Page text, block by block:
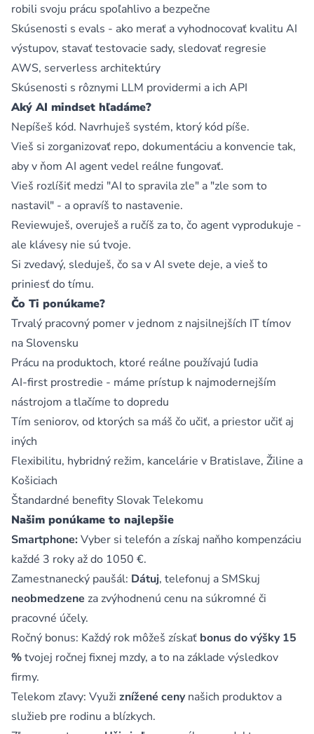
robili svoju prácu spoľahlivo a bezpečne
Skúsenosti s evals - ako merať a vyhodnocovať kvalitu AI
výstupov, stavať testovacie sady, sledovať regresie
AWS, serverless architektúry
Skúsenosti s rôznymi LLM providermi a ich API
Aký AI mindset hľadáme?
Nepíšeš kód. Navrhuješ systém, ktorý kód píše.
Vieš si zorganizovať repo, dokumentáciu a konvencie tak,
aby v ňom AI agent vedel reálne fungovať.
Vieš rozlíšiť medzi "AI to spravila zle" a "zle som to
nastavil" - a opravíš to nastavenie.
Reviewuješ, overuješ a ručíš za to, čo agent vyprodukuje -
ale klávesy nie sú tvoje.
Si zvedavý, sleduješ, čo sa v AI svete deje, a vieš to
priniesť do tímu.
Čo Ti ponúkame?
Trvalý pracovný pomer v jednom z najsilnejších IT tímov
na Slovensku
Prácu na produktoch, ktoré reálne používajú ľudia
AI-first prostredie - máme prístup k najmodernejším
nástrojom a tlačíme to dopredu
Tím seniorov, od ktorých sa máš čo učiť, a priestor učiť aj
iných
Flexibilitu, hybridný režim, kancelárie v Bratislave, Žiline a
Košiciach
Štandardné benefity Slovak Telekomu
Našim ponúkame to najlepšie
Smartphone: Vyber si telefón a získaj naňho kompenzáciu
každé 3 roky až do 1050 €.
Zamestnanecký paušál: Dátuj, telefonuj a SMSkuj
neobmedzene za zvýhodnenú cenu na súkromné či
pracovné účely.
Ročný bonus: Každý rok môžeš získať bonus do výšky 15
%tvojej ročnej fixnej mzdy, a to na základe výsledkov
firmy.
Telekom zľavy: Využi znížené cenynašich produktov a
služieb pre rodinu a blízkych.